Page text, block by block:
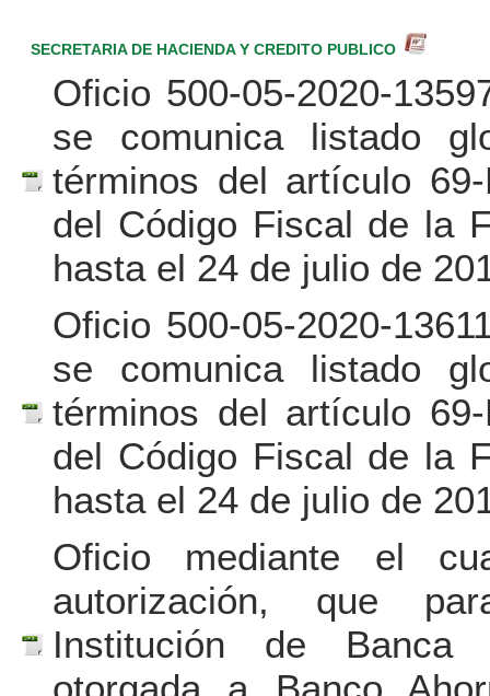
SECRETARIA DE HACIENDA Y CREDITO PUBLICO
Oficio 500-05-2020-
se comunica listado
términos del artículo
del Código Fiscal de la
hasta el 24 de julio de
Oficio 500-05-2020-
se comunica listado
términos del artículo
del Código Fiscal de la
hasta el 24 de julio de
Oficio mediante el
autorización, que
Institución de
otorgada a Banco